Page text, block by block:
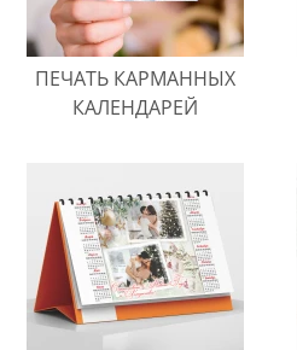
ПЕЧАТЬ КАРМАННЫХ
КАЛЕНДАРЕЙ